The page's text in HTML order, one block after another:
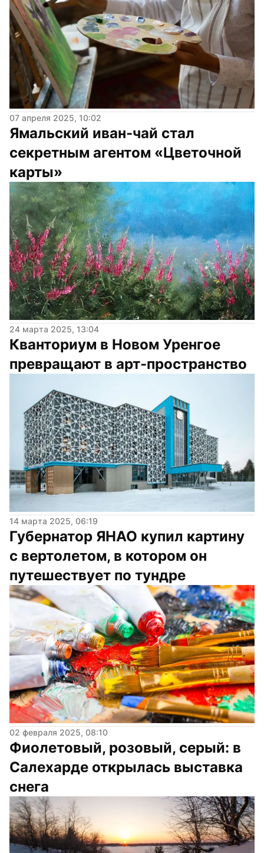
07 апреля 2025, 10:02
Ямальский иван-чай стал
секретным агентом «Цветочной
карты»
24 марта 2025, 13:04
Кванториум в Новом Уренгое
превращают в арт-пространство
14 марта 2025, 06:19
Губернатор ЯНАО купил картину
с вертолетом, в котором он
путешествует по тундре
02 февраля 2025, 08:10
Фиолетовый, розовый, серый: в
Салехарде открылась выставка
снега